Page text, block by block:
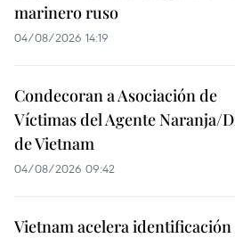
marinero ruso
04/08/2026 14:19
Condecoran a Asociación de
Víctimas del Agente Naranja/
de Vietnam
04/08/2026 09:42
Vietnam acelera identificación